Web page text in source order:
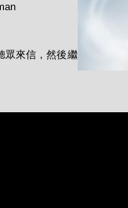
眾來信，然後繼